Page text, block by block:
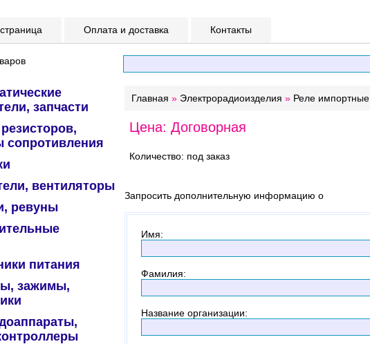
Оплата и доставка Контакты
запчасти
сопротивления
вентиляторы
ревуны
питания
зажимы,
Главная » Электрорадиоизделия » Реле импортные
Цена: Договорная
Количество: под заказ
Запросить дополнительную информацию о
Имя:
Фамилия:
Название организации: